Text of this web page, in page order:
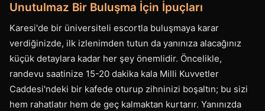
Unutulmaz Bir Buluşma İçin İpuçları
Karesi'de bir üniversiteli escortla buluşmaya karar
verdiğinizde, ilk izlenimden tutun da yanınıza alacağınız
küçük detaylara kadar her şey önemlidir. Öncelikle,
randevu saatinize 15-20 dakika kala Milli Kuvvetler
Caddesi'ndeki bir kafede oturup zihninizi boşaltın; bu sizi
hem rahatlatır hem de geç kalmaktan kurtarır. Yanınızda